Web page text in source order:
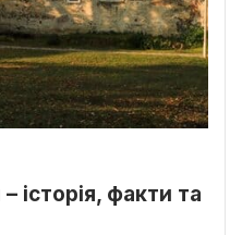
історія, факти та